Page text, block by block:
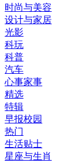
时尚与美容
设计与家居
光影
科玩
科普
汽车
心事家事
精选
特辑
早报校园
热门
生活贴士
星座与生肖